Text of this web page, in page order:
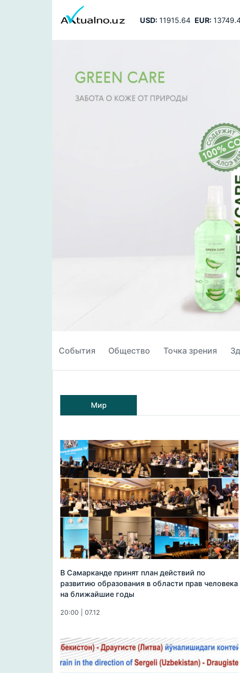
USD:11915.64 EUR:
События Общество Точка зрения
Мир
В Самарканде принят план действий по
развитию образования в области прав человека
на ближайшие годы
20:00 | 07.12